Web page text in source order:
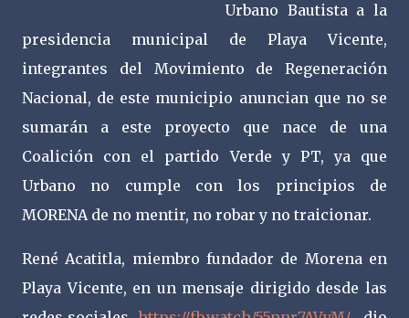
Urbano Bautista a la
presidencia municipal de Playa Vicente,
integrantes del Movimiento de Regeneración
Nacional, de este municipio anuncian que no se
sumarán a este proyecto que nace de una
Coalición con el partido Verde y PT, ya que
Urbano no cumple con los principios de
MORENA de no mentir, no robar y no traicionar.
René Acatitla, miembro fundador de Morena en
Playa Vicente, en un mensaje dirigido desde las